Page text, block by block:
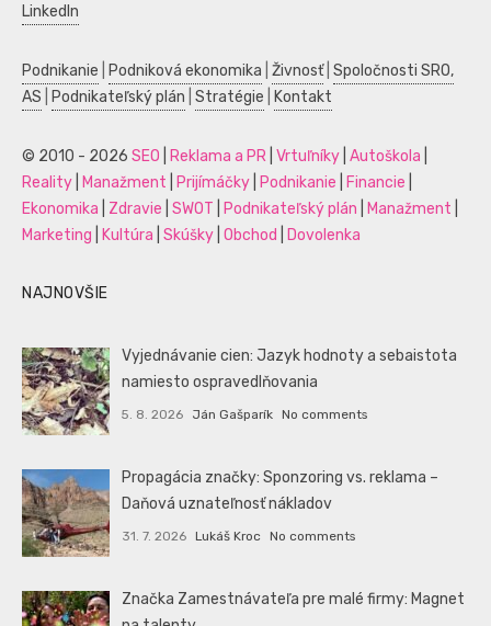
LinkedIn
Podnikanie Podniková ekonomika Živnosť| Spoločnosti SRO,
AS
Podnikateľský plán Stratégie Kontakt
© 2010 - 2026 SEO Reklama a PR Vrtuľníky Autoškola
Reality
Manažment Prijímáčky Podnikanie Financie
Ekonomika
Zdravie SWOT Podnikateľský plán Manažment
Marketing
Kultúra Skúšky Obchod Dovolenka
NAJNOVŠIE
Vyjednávanie cien: Jazyk hodnoty a sebaistota
namiesto ospravedlňovania
5. 8. 2026 Ján Gašparík No comments
Propagácia značky: Sponzoring vs. reklama –
Daňová uznateľnosť nákladov
31. 7. 2026 Lukáš Kroc No comments
Značka Zamestnávateľa pre malé firmy: Magnet